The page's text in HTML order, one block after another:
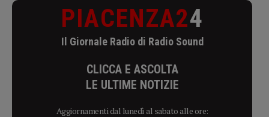
PIACENZA24
Il Giornale Radio di Radio Sound
CLICCA E ASCOLTA
LE ULTIME NOTIZIE
Aggiornamenti dal lunedì al sabato alle ore: